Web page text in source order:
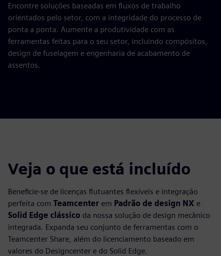
Encontre soluções baseadas em fluxos de trabalho
orientados pelo setor, com a integridade do processo de
ponta a ponta. Aumente a produtividade com as
ferramentas feitas para o seu setor, incluindo compósitos,
design de fuselagem e engenharia de acabamento de
assentos.
Veja o que está incluído
Beneficie-se de licenças flutuantes flexíveis e integração
perfeita com Teamcenter em Padrão de design NX e
Solid Edge clássico da nossa solução de design mecânico
integrada. Expanda seu conjunto de ferramentas com o
Teamcenter Share, além do licenciamento baseado em
valores do Designcenter e do Solid Edge.